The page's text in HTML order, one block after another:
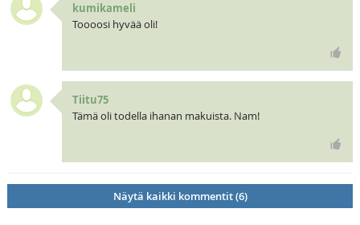
kumikameli
Toooosi hyvää oli!
Tiitu75
Tämä oli todella ihanan makuista. Nam!
Näytä kaikki kommentit (6)